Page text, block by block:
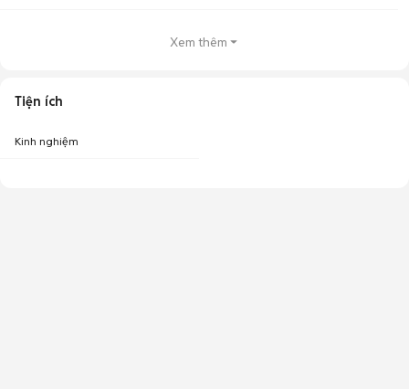
Xem thêm
Tiện ích
Kinh nghiệm